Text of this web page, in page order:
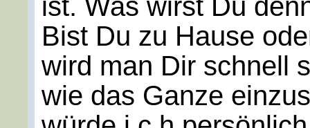
ist. Was wirst Du
Bist Du zu Hause
wird man Dir schnell
wie das Ganze